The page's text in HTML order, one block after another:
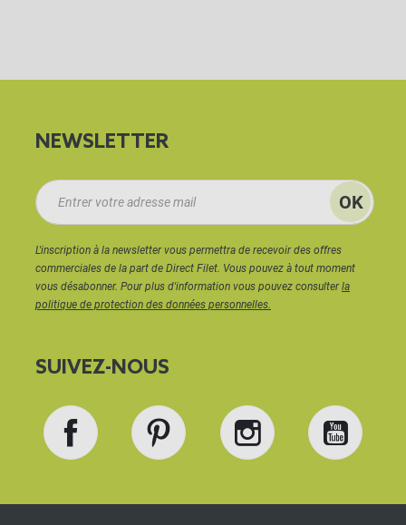
NEWSLETTER
L'inscription à la newsletter vous permettra de recevoir des offres
commerciales de la part de Direct Filet. Vous pouvez à tout moment
vous désabonner. Pour plus d'information vous pouvez consulterla
politique de protection des données personnelles.
SUIVEZ-NOUS